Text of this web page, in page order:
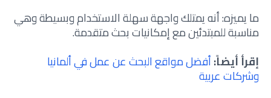
ما يميزه: أنه يمتلك واجهة سهلة الاستخدام وبسيطة وهي
مناسبة للمبتدئين مع إمكانيات بحث متقدمة.
إقرأ أيضاً:أفضل مواقع البحث عن عمل في ألمانيا
وشركات عربية